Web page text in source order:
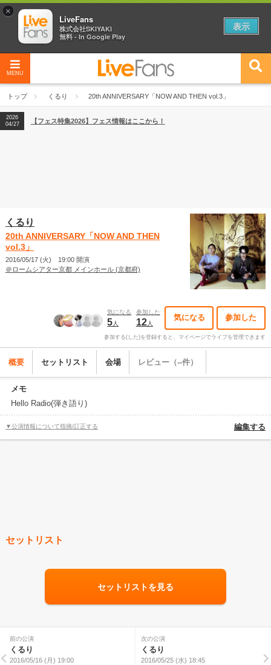
MENU
トップ くるり 20th ANNIVERSARY「NOW AND THEN vol.3」
2026
04/27
2026
【ライブ動員ランキング】2026年上半期編発表！
2026
04/27
【フェス特集2026】フェス情報はここから！
くるり
20th ANNIVERSARY「NOW AND THEN
vol.3」
2016/05/17 (火) 19:00 開演
＠ロームシアター京都 メインホール (京都府)
気になる
5人
参加した
12人
気になる 参加した
参加する(した)を登録すると、マイページでライブを管理できます
概要 セットリスト 会場 レビュー（--件）
メモ
Hello Radio(弾き語り)
▼公演情報について指摘/訂正する 編集する
セットリスト
セットリストを見る
前の公演
くるり
2016/05/16 (月) 19:00
次の公演
くるり
2016/05/25 (水) 18:45
×
LiveFans
株式会社SKIYAKI
無料 - In Google Play
表示